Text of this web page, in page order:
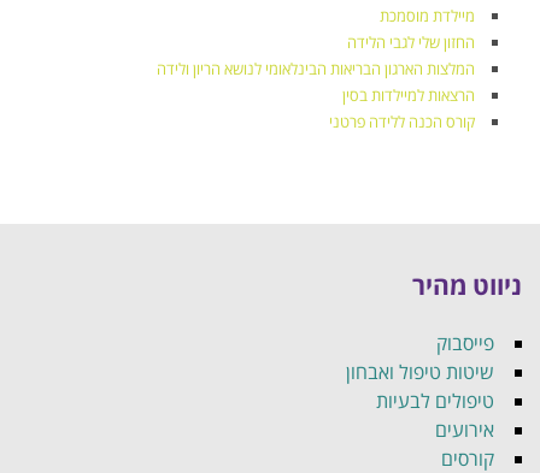
מיילדת מוסמכת
החזון שלי לגבי הלידה
המלצות הארגון הבריאות הבינלאומי לנושא הריון ולידה
הרצאות למיילדות בסין
קורס הכנה ללידה פרטני
ניווט מהיר
פייסבוק
שיטות טיפול ואבחון
טיפולים לבעיות
אירועים
קורסים